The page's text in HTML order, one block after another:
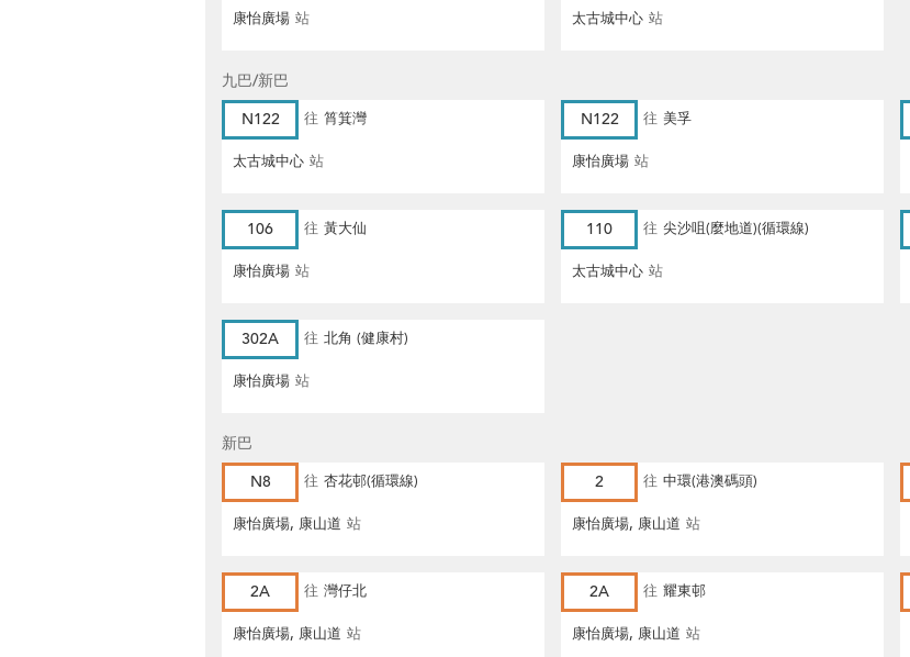
康怡廣場 站 太古城中心 站
九巴/新巴
N122
往 筲箕灣
太古城中心 站
N122 往 美孚
康怡廣場 站
106 往 黃大仙
康怡廣場 站
110 往 尖沙咀(麼地道)(循環線)
太古城中心 站
302A 往 北角 (健康村)
康怡廣場 站
新巴
N8
往 杏花邨(循環線)
康怡廣場, 康山道 站
2 往 中環(港澳碼頭)
康怡廣場, 康山道 站
2A 往 灣仔北
康怡廣場, 康山道 站
2A 往 耀東邨
康怡廣場, 康山道 站